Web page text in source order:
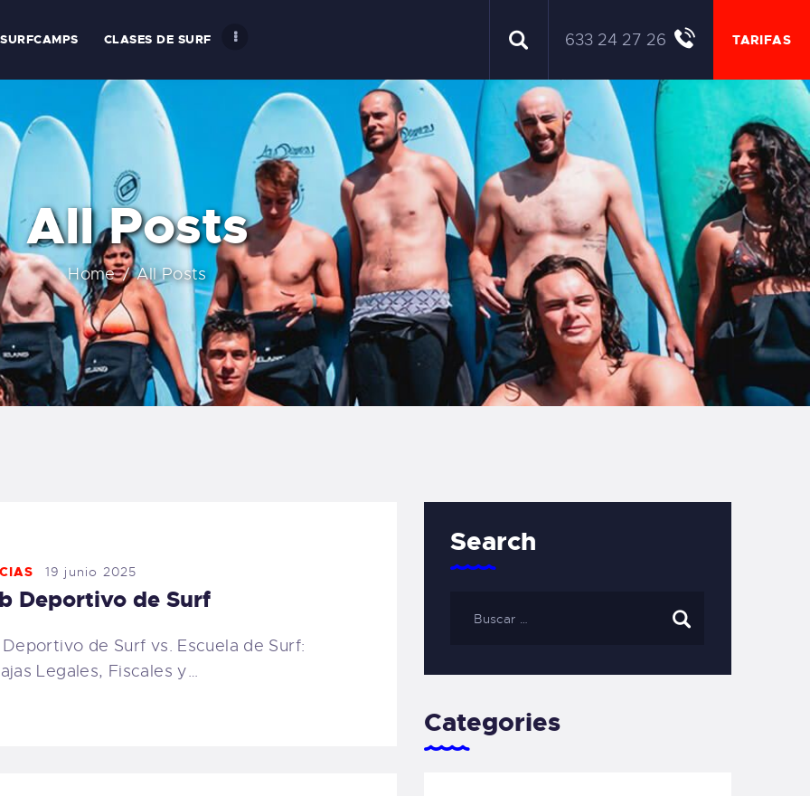
SURFCAMPS CLASES DE SURF 633 24 27 26 TARIFAS
All Posts
Home All Posts
SURFHOUSE DEL
19 junio 2025
Deportivo de Surf
Deportivo de Surf vs. Escuela de Surf:
Legales, Fiscales y…
Search
Categories